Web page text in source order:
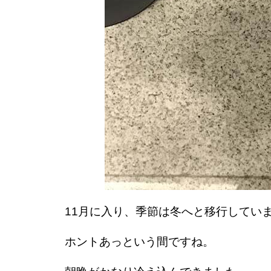
11月に入り、季節は冬へと移行してい
ホントあっという間ですね。